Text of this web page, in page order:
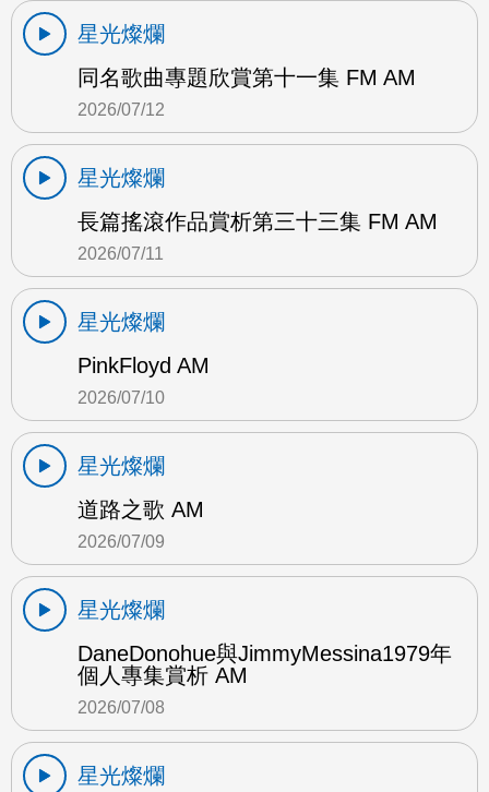
星光燦爛
同名歌曲專題欣賞第十一集 FM AM
2026/07/12
星光燦爛
長篇搖滾作品賞析第三十三集 FM AM
2026/07/11
星光燦爛
PinkFloyd AM
2026/07/10
星光燦爛
道路之歌 AM
2026/07/09
星光燦爛
DaneDonohue與JimmyMessina1979年
個人專集賞析 AM
2026/07/08
星光燦爛